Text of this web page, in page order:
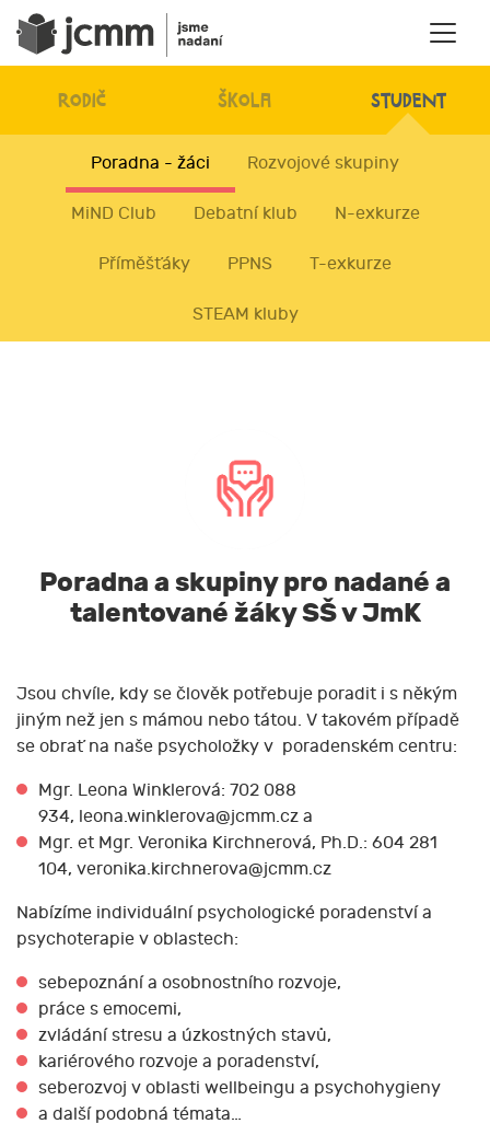
RODIČ ŠKOLA STUDENT
Poradna - žáci Rozvojové skupiny
MiND Club Debatní klub N-exkurze
Příměšťáky PPNS T-exkurze
STEAM kluby
Poradna a skupiny pro nadané a
talentované žáky SŠ v JmK
Jsou chvíle, kdy se člověk potřebuje poradit i s někým
jiným než jen s mámou nebo tátou. V takovém případě
se obrať na naše psycholožky v poradenském centru:
Mgr. Leona Winklerová: 702 088
934, leona.winklerova@jcmm.cz a
Mgr. et Mgr. Veronika Kirchnerová, Ph.D.: 604 281
104, veronika.kirchnerova@jcmm.cz
Nabízíme individuální psychologické poradenství a
psychoterapie v oblastech:
sebepoznání a osobnostního rozvoje,
práce s emocemi,
zvládání stresu a úzkostných stavů,
kariérového rozvoje a poradenství,
seberozvoj v oblasti wellbeingu a psychohygieny
a další podobná témata…